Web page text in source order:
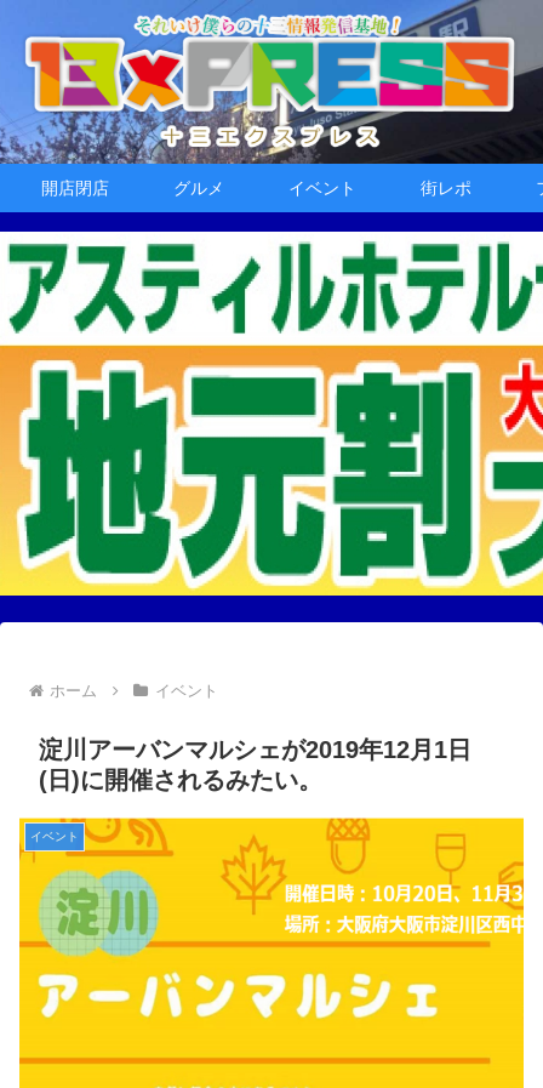
開店閉店 グルメ イベント 街レポ
ホーム イベント
淀川アーバンマルシェが2019年12月1日
(日)に開催されるみたい。
イベント